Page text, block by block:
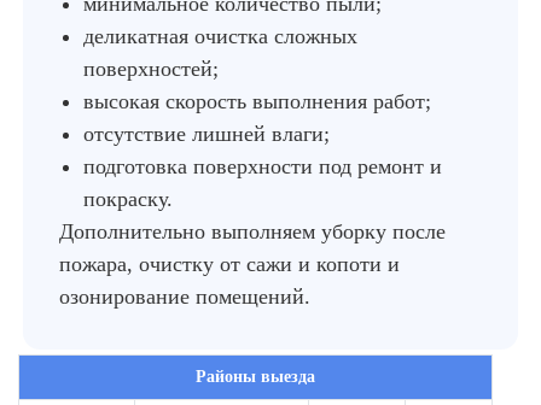
деликатная очистка сложных
поверхностей;
высокая скорость выполнения работ;
отсутствие лишней влаги;
подготовка поверхности под ремонт и
покраску.
Дополнительно выполняем уборку после
пожара, очистку от сажи и копоти и
озонирование помещений.
Районы выезда